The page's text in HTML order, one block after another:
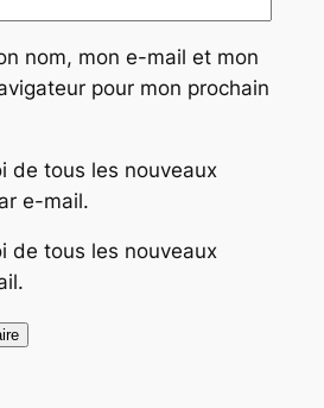
nom, mon e-mail et mon
pour mon prochain
de tous les nouveaux
e-mail.
de tous les nouveaux